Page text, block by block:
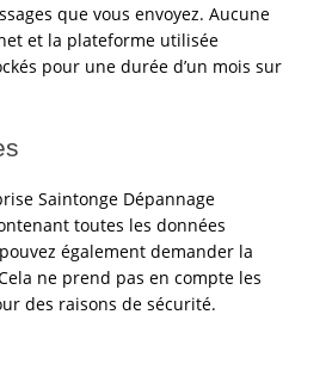
que vous envoyez. Aucune
et la plateforme utilisée
pour une durée d’un mois sur
Saintonge Dépannage
toutes les données
également demander la
ne prend pas en compte les
des raisons de sécurité.